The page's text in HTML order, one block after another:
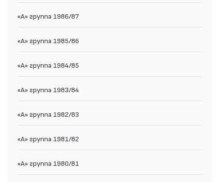
«А» группа 1986/87
«А» группа 1985/86
«А» группа 1984/85
«А» группа 1983/84
«А» группа 1982/83
«А» группа 1981/82
«А» группа 1980/81